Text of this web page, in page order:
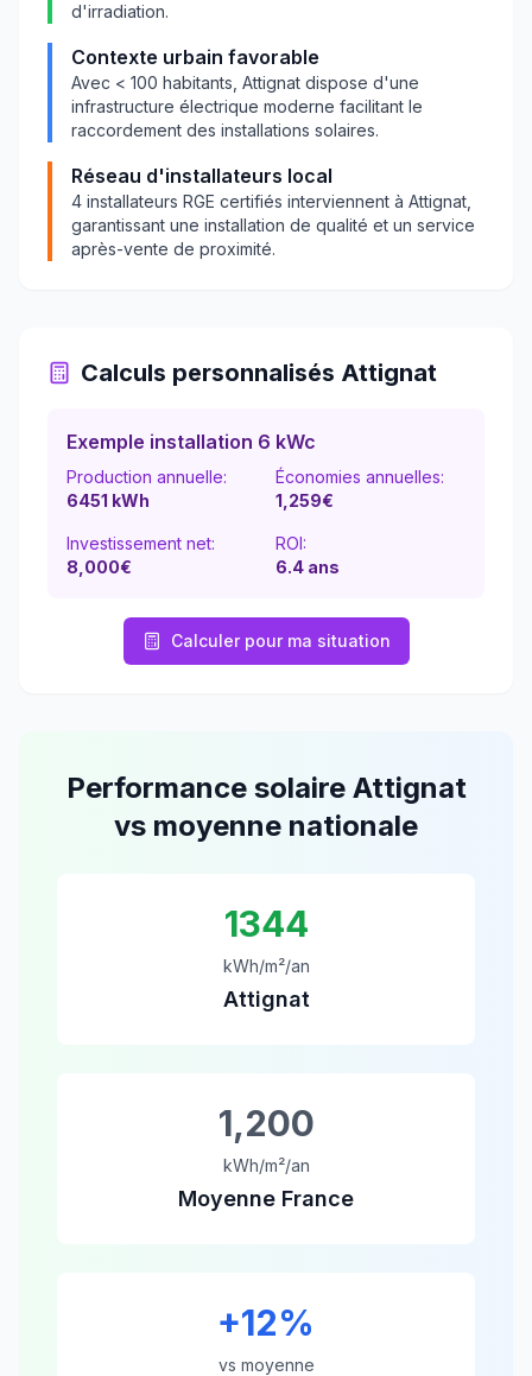
d'irradiation.
Contexte urbain favorable
Avec < 100 habitants, Attignat dispose d'une
infrastructure électrique moderne facilitant le
raccordement des installations solaires.
Réseau d'installateurs local
4 installateurs RGE certifiés interviennent à Attignat
garantissant une installation de qualité et un service
après-vente de proximité.
Calculs personnalisés Attignat
Exemple installation 6 kWc
Production annuelle:
6451 kWh
Économies annuelles:
1,259€
Investissement net:
8,000€
ROI:
6.4 ans
Calculer pour ma situation
Performance solaire Attignat
vs moyenne nationale
1344
kWh/m²/an
Attignat
1,200
kWh/m²/an
Moyenne France
+12%
vs moyenne